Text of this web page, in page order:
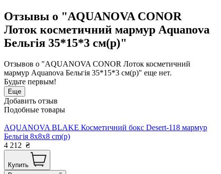
Отзывы о "AQUANOVA CONOR
Лоток косметичний мармур Aquanova
Бельгія 35*15*3 см(р)"
Отзывов о "AQUANOVA CONOR Лоток косметичний
мармур Aquanova Бельгія 35*15*3 см(р)" еще нет.
Будьте первым!
Еще
Добавить отзыв
Подобные товары
AQUANOVA BLAKE Косметичний бокс Desert-118 мармур
Бельгія 8x8x8 cm(р)
4 212 ₴
Купить